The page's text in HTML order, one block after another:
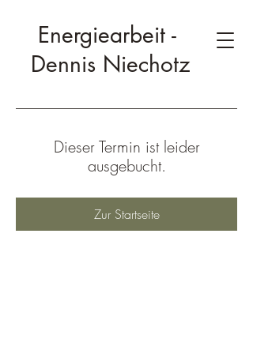
Energiearbeit -
Dennis Niechotz
Dieser Termin ist leider
ausgebucht.
Zur Startseite